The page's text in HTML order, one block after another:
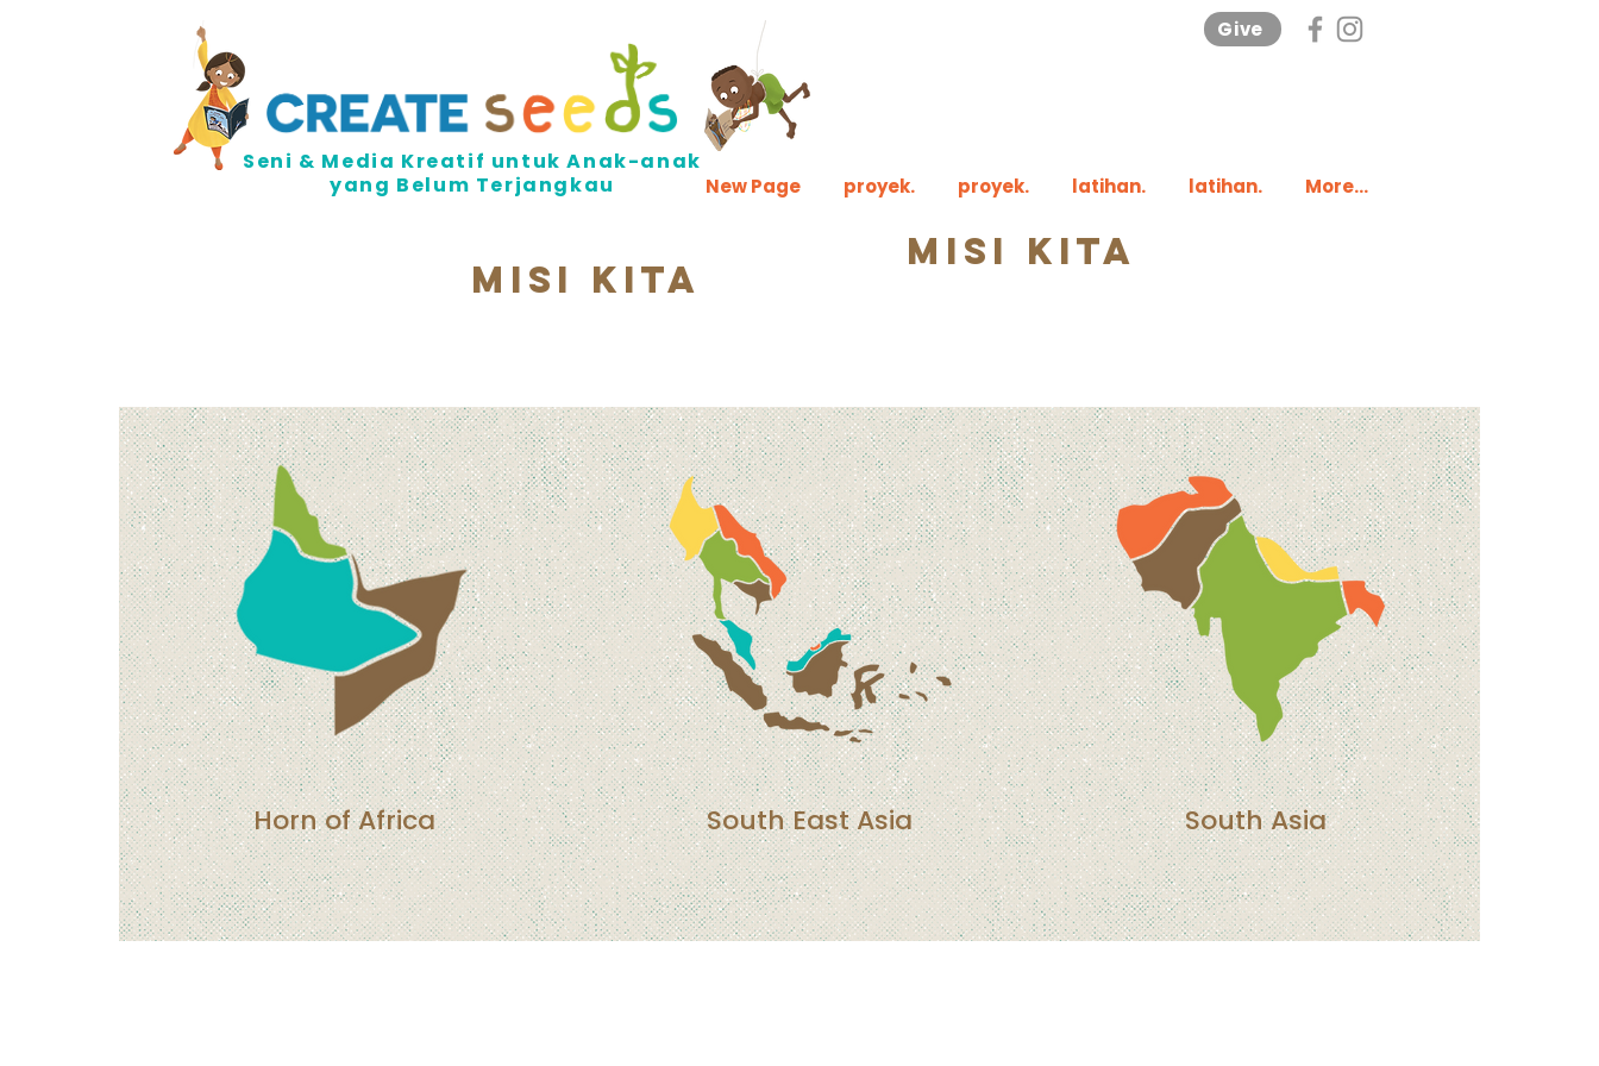
Seni & Media Kreatif untuk Anak-anak
yang Belum Terjangkau
Give
New Page proyek. proyek. latihan. latihan. More...
Horn of Africa South East Asia South Asia
misi kita
misi kita